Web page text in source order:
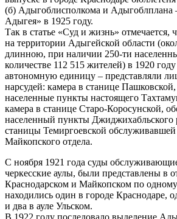
(б) Адыгоблисполкома и Адыгоблплана
Адыгея» в 1925 году.
Так в статье «Суд и жизнь» отмечается,
на территории Адыгейской области
длинною, при наличии 250-ти
количестве 112 515 жителей) в 1920
автономную единицу – представляли
нарсудей: камера в станице
населенные пункты настоящего
камера в станице Старо-Коросунской,
населенный пункты Джиджихабльского
станицы Темиргоевской
Майкопского отдела.
С ноября 1921 года суды
черкесские аулы, были представлены в
Краснодарском и Майкопском по одному
находились один в городе Краснодаре,
и два в ауле Ульском.
В 1922 году последовало выделение